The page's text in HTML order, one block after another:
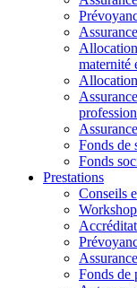
maternité
Fonds de
Fonds
Prestations
Conseils
Fonds de